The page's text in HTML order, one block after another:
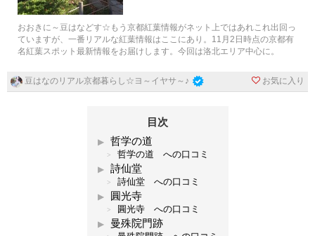
おおきに～豆はなどす☆もう京都紅葉情報がネット上ではあれこれ出回っ
ていますが、一番リアルな紅葉情報はここにあり。11月2日時点の京都有
名紅葉スポット最新情報をお届けします。今回は洛北エリア中心に。
豆はなのリアル京都暮らし☆ヨ～イヤサ～♪ お気に入り
目次
哲学の道
哲学の道 への口コミ
詩仙堂
詩仙堂 への口コミ
圓光寺
圓光寺 への口コミ
曼殊院門跡